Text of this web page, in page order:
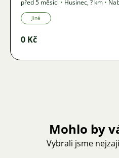
před 5 měsíci • Husinec,? km •
Jiné
0 Kč
Mohlo by
Vybrali jsme